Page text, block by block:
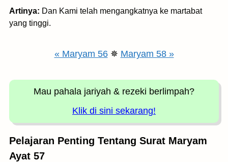
Artinya: Dan Kami telah mengangkatnya ke martabat
yang tinggi.
« Maryam 56✵ Maryam 58 »
Mau pahala jariyah & rezeki berlimpah?
Klik di sini sekarang!
Pelajaran Penting Tentang Surat Maryam
Ayat 57